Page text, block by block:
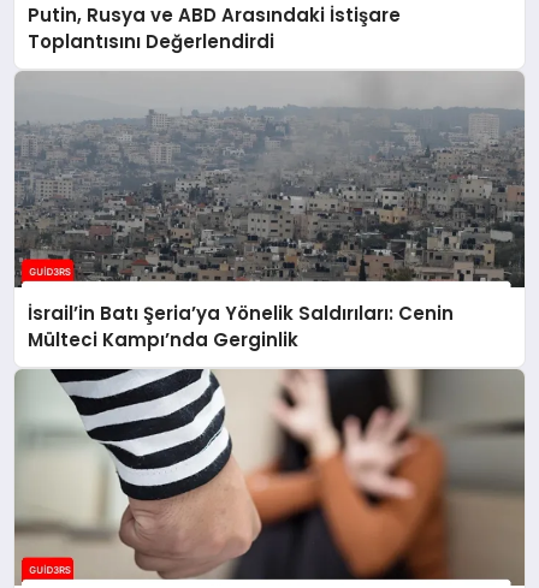
Putin, Rusya ve ABD Arasındaki İstişare
Toplantısını Değerlendirdi
İsrail’in Batı Şeria’ya Yönelik Saldırıları: Cenin
Mülteci Kampı’nda Gerginlik